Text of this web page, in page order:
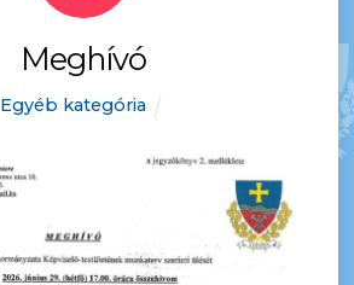
Meghívó
Egyéb kategória